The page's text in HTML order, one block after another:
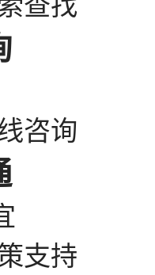
咨询
支持